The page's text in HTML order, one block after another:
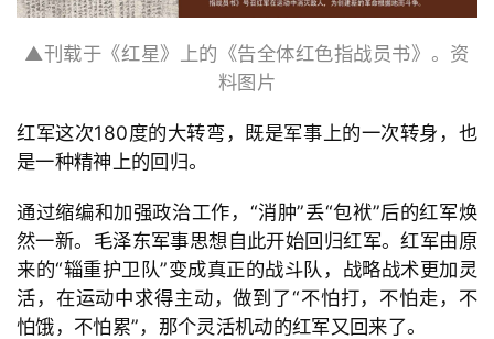
▲刊载于《红星》上的《告全体红色指战员书》。资
料图片
红军这次180度的大转弯，既是军事上的一次转身，也
是一种精神上的回归。
通过缩编和加强政治工作， “消肿”丢“包袱”后的红军焕
然一新。毛泽东军事思想自此开始回归红军。红军由原
来的“辎重护卫队”变成真正的战斗队，战略战术更加灵
活，在运动中求得主动，做到了“不怕打，不怕走，不
怕饿，不怕累”，那个灵活机动的红军又回来了。